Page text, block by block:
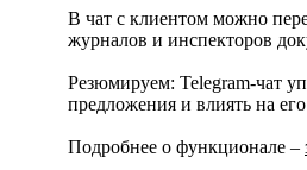
В чат с клиентом можно
журналов и инспекторов
Резюмируем: Telegram-чат
предложения и влиять на
Подробнее о функционале –